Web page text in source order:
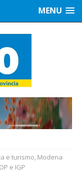
MENU
e turismo, Modena
e IGP